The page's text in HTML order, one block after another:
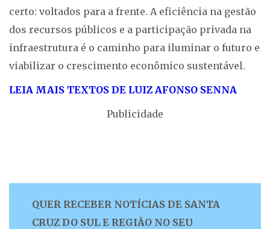
certo: voltados para a frente. A eficiência na gestão
dos recursos públicos e a participação privada na
infraestrutura é o caminho para iluminar o futuro e
viabilizar o crescimento econômico sustentável.
LEIA MAIS TEXTOS DE LUIZ AFONSO SENNA
Publicidade
QUER RECEBER NOTÍCIAS DE SANTA
CRUZ DO SUL E REGIÃO NO SEU